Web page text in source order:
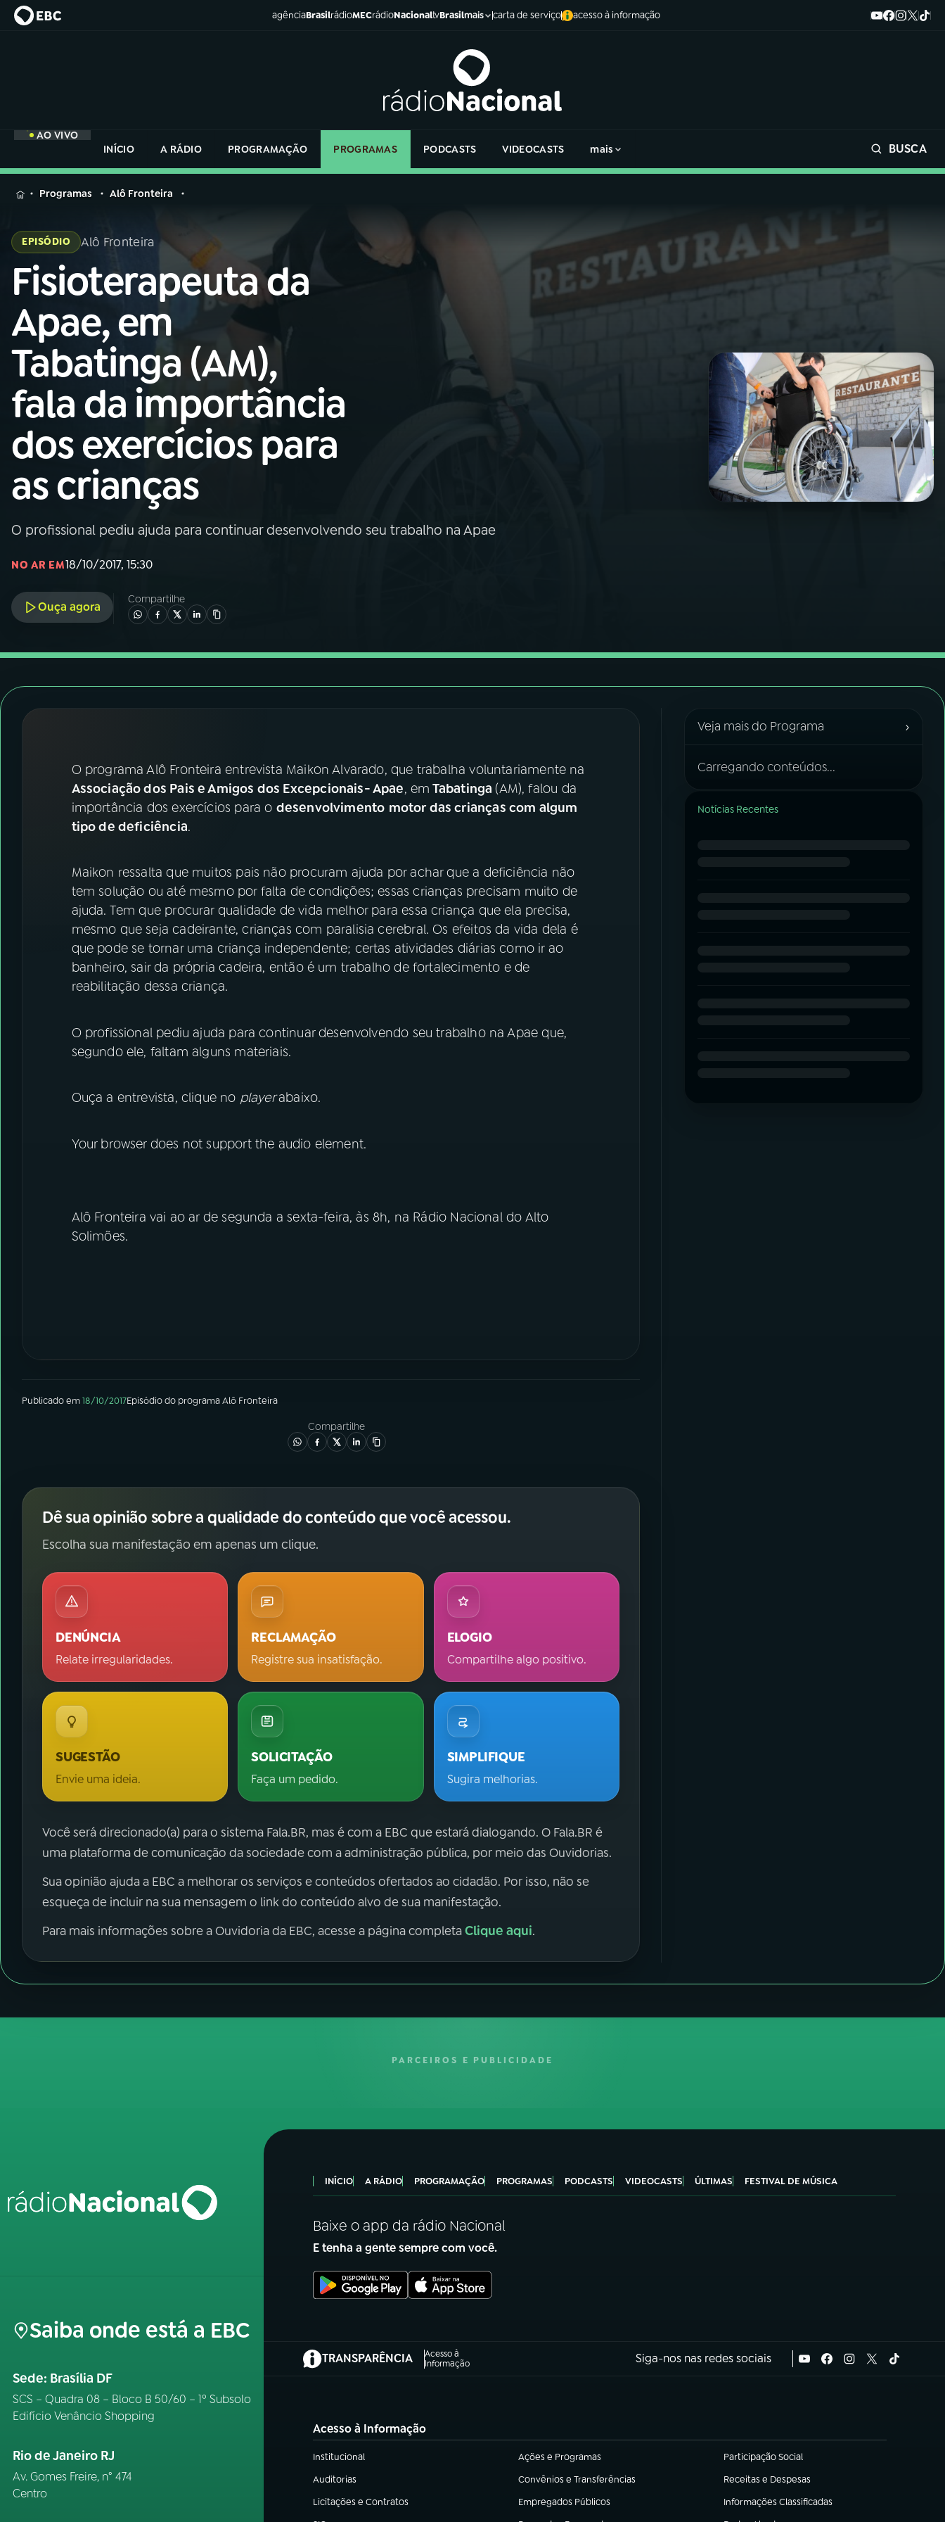
agênciaBrasilrádioMECrádioNacionaltvBrasilmais carta de serviço acesso à informação
AO VIVO
INÍCIO
A RÁDIO PROGRAMAÇÃO PROGRAMAS PODCASTS VIDEOCASTS mais BUSCA
MENU
Buscar
na
Rádio
Nacional
Buscar
01 INÍCIO
A RÁDIO
03 PROGRAMAÇÃO
04 PROGRAMAS
PODCASTS
Instagram X
na
Rádio
Nacional
Programas Alô Fronteira
EPISÓDIO Alô Fronteira
Fisioterapeuta da
Apae, em
Tabatinga (AM),
fala da importância
dos exercícios para
as crianças
O profissional pediu ajuda para continuar desenvolvendo seu trabalho na Apae
NO AR EM18/10/2017, 15:30
Ouça agora
Compartilhe
O programa Alô Fronteira entrevista Maikon Alvarado, que trabalha voluntariamente na
Associação dos Pais e Amigos dos Excepcionais- Apae, em Tabatinga(AM), falou da
importância dos exercícios para o desenvolvimento motor das crianças com algum
tipo de deficiência.
Maikon ressalta que muitos pais não procuram ajuda por achar que a deficiência não
tem solução ou até mesmo por falta de condições; essas crianças precisam muito de
ajuda. Tem que procurar qualidade de vida melhor para essa criança que ela precisa,
mesmo que seja cadeirante, crianças com paralisia cerebral. Os efeitos da vida dela é
que pode se tornar uma criança independente; certas atividades diárias como ir ao
banheiro, sair da própria cadeira, então é um trabalho de fortalecimento e de
reabilitação dessa criança.
O profissional pediu ajuda para continuar desenvolvendo seu trabalho na Apae que,
segundo ele, faltam alguns materiais.
Ouça a entrevista, clique no playerabaixo.
Your browser does not support the audio element.
Alô Fronteira vai ao ar de segunda a sexta-feira, às 8h, na Rádio Nacional do Alto
Solimões.
Publicado em18/10/2017Episódiodo programaAlô Fronteira
Compartilhe
Dê sua opinião sobre a qualidade do conteúdo que você acessou.
Escolha sua manifestação em apenas um clique.
DENÚNCIA
Relate irregularidades.
RECLAMAÇÃO
Registre sua insatisfação.
ELOGIO
Compartilhe algo positivo.
SUGESTÃO
Envie uma ideia.
SOLICITAÇÃO
Faça um pedido.
SIMPLIFIQUE
Sugira melhorias.
Você será direcionado(a) para o sistema Fala.BR, mas é com a EBC que estará dialogando. O Fala.BR é
uma plataforma de comunicação da sociedade com a administração pública, por meio das Ouvidorias.
Sua opinião ajuda a EBC a melhorar os serviços e conteúdos ofertados ao cidadão. Por isso, não se
esqueça de incluir na sua mensagem o link do conteúdo alvo de sua manifestação.
Para mais informações sobre a Ouvidoria da EBC, acesse a página completaClique aqui.
Veja mais do Programa ›
Carregando conteúdos...
Notícias Recentes
PARCEIROS E PUBLICIDADE
Saiba onde está a EBC
Sede: Brasília DF
SCS – Quadra 08 – Bloco B 50/60 – 1º Subsolo
Edifício Venâncio Shopping
Rio de Janeiro RJ
Av. Gomes Freire, n° 474
Centro
INÍCIO A RÁDIO PROGRAMAÇÃO PROGRAMAS PODCASTS VIDEOCASTS ÚLTIMAS FESTIVAL DE MÚSICA
Baixe o app da rádio Nacional
E tenha a gente sempre com você.
TRANSPARÊNCIA
Acesso à
Informação
(abre em nova aba) Siga-nos nas redes sociais
Acesso à Informação
Institucional
(abre em nova aba) Ações e Programas
(abre em nova aba) Participação Social
(abre em nova aba)
Auditorias
(abre em nova aba) Convênios e Transferências
(abre em nova aba) Receitas e Despesas
(abre em nova aba)
Licitações e Contratos
(abre em nova aba) Empregados Públicos
(abre em nova aba) Informações Classificadas
(abre em nova aba)